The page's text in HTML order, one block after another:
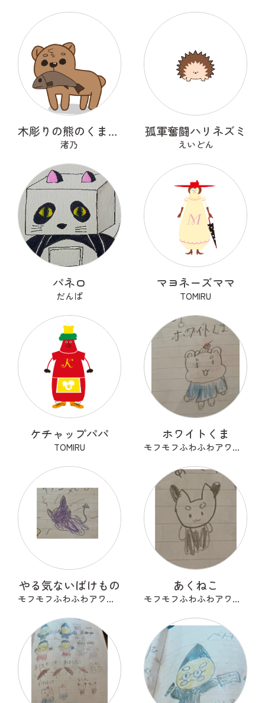
木彫りの熊のくまっくまさん
渚乃
孤軍奮闘ハリネズミ
えいどん
パネロ
だんぱ
マヨネーズママ
TOMIRU
ケチャップパパ
TOMIRU
ホワイトくま
モフモフふわふわアワアワ
やる気ないばけもの
モフモフふわふわアワアワ
あくねこ
モフモフふわふわアワアワ